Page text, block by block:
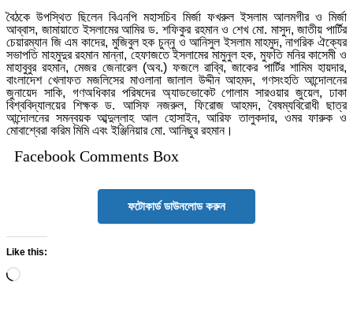
বৈঠকে উপস্থিত ছিলেন বিএনপি মহাসচিব মির্জা ফখরুল ইসলাম আলমগীর ও মির্জা
আব্বাস, জামায়াতে ইসলামের আমির ড. শফিকুর রহমান ও শেখ মো. মাসুদ, জাতীয় পার্টির
চেয়ারম্যান জি এম কাদের, মুজিবুল হক চুন্নু ও আনিসুল ইসলাম মাহমুদ, নাগরিক ঐক্যের
সভাপতি মাহমুদুর রহমান মান্না, হেফাজতে ইসলামের মামুনুল হক, মুফতি মনির কাসেমী ও
মাহাবুবুর রহমান, মেজর জেনারেল (অব.) ফজলে রাব্বি, জাকের পার্টির শামিম হায়দার,
বাংলাদেশ খেলাফত মজলিসের মাওলানা জালাল উদ্দীন আহমদ, গণসংহতি আন্দোলনের
জুনায়েদ সাকি, গণঅধিকার পরিষদের অ্যাডভোকেট গোলাম সারওয়ার জুয়েল, ঢাকা
বিশ্ববিদ্যালয়ের শিক্ষক ড. আসিফ নজরুল, ফিরোজ আহমদ, বৈষম্যবিরোধী ছাত্র
আন্দোলনের সমন্বয়ক আব্দুল্লাহ আল হোসাইন, আরিফ তালুকদার, ওমর ফারুক ও
মোবাশ্বেরা করিম মিমি এবং ইঞ্জিনিয়ার মো. আনিছুর রহমান।
Facebook Comments Box
ফটোকার্ড ডাউনলোড করুন
Like this:
Loading…